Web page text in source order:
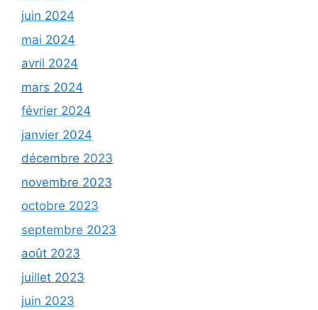
juin 2024
mai 2024
avril 2024
mars 2024
février 2024
janvier 2024
décembre 2023
novembre 2023
octobre 2023
septembre 2023
août 2023
juillet 2023
juin 2023